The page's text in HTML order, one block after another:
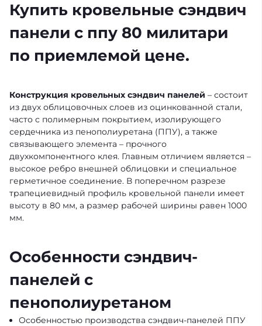
Купить кровельные сэндвич
панели с ппу 80 милитари
по приемлемой цене.
Конструкция кровельных сэндвич панелей – состоит
из двух облицовочных слоев из оцинкованной стали,
часто с полимерным покрытием, изолирующего
сердечника из пенополиуретана (ППУ), а также
связывающего элемента – прочного
двухкомпонентного клея. Главным отличием является –
высокое ребро внешней облицовки и специальное
герметичное соединение. В поперечном разрезе
трапециевидный профиль кровельной панели имеет
высоту в 80 мм, а размер рабочей ширины равен 1000
мм.
Особенности сэндвич-
панелей с
пенополиуретаном
Особенностью производства сэндвич-панелей ППУ